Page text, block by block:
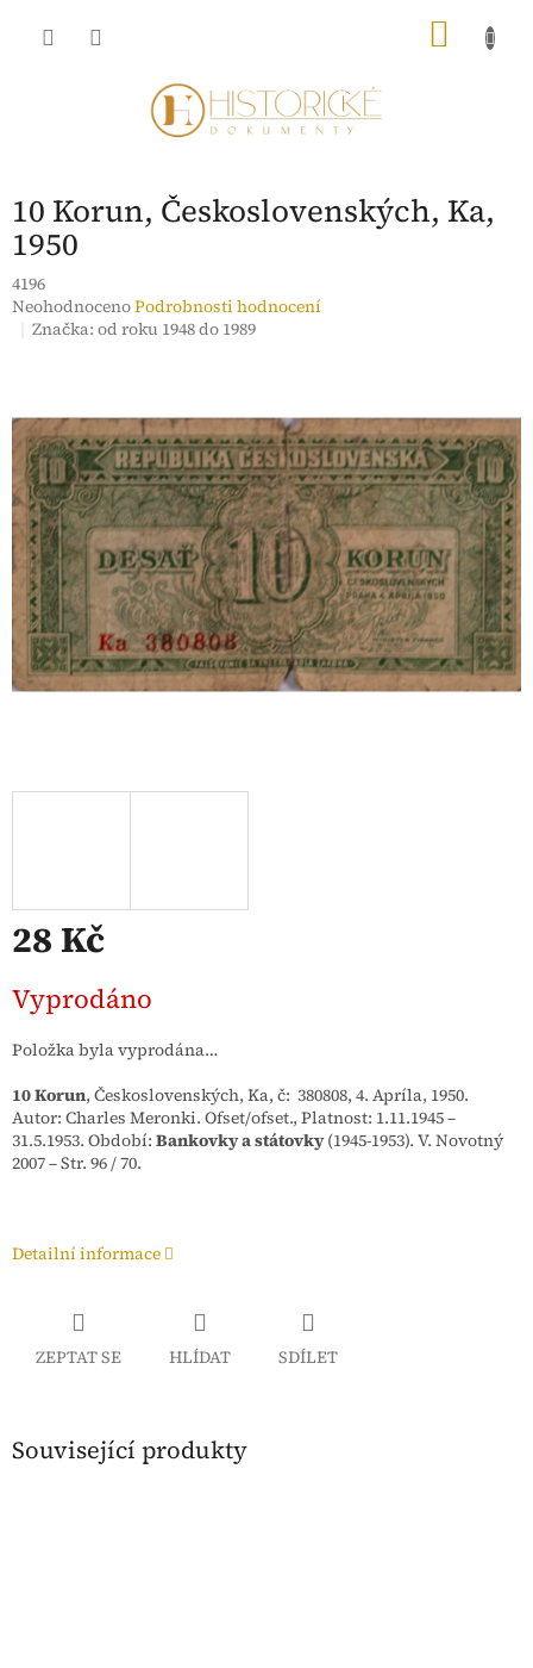
10 Korun, Československých, Ka,
1950
4196
Průměrné
hodnocení
z
hvězdiček.
NeohodnocenoPodrobnosti hodnocení
Značka:od roku 1948 do 1989
28 Kč
cena:
Vyprodáno
Položka byla vyprodána…
10 Korun, Československých, Ka, č: 380808, 4. Apríla, 1950.
Autor: Charles Meronki. Ofset/ofset., Platnost: 1.11.1945 –
31.5.1953. Období: Bankovky a státovky(1945-1953). V. Novotný
2007 – Str. 96 / 70.
Detailní informace
ZEPTAT SE HLÍDAT SDÍLET
Související produkty